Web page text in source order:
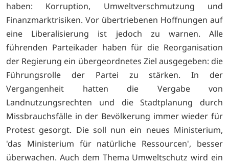
haben: Korruption, Umweltverschmutzung und
Finanzmarktrisiken. Vor übertriebenen Hoffnungen auf
eine Liberalisierung ist jedoch zu warnen. Alle
führenden Parteikader haben für die Reorganisation
der Regierung ein übergeordnetes Ziel ausgegeben: die
Führungsrolle der Partei zu stärken. In der
Vergangenheit hatten die Vergabe von
Landnutzungsrechten und die Stadtplanung durch
Missbrauchsfälle in der Bevölkerung immer wieder für
Protest gesorgt. Die soll nun ein neues Ministerium,
'das Ministerium für natürliche Ressourcen', besser
überwachen. Auch dem Thema Umweltschutz wird ein